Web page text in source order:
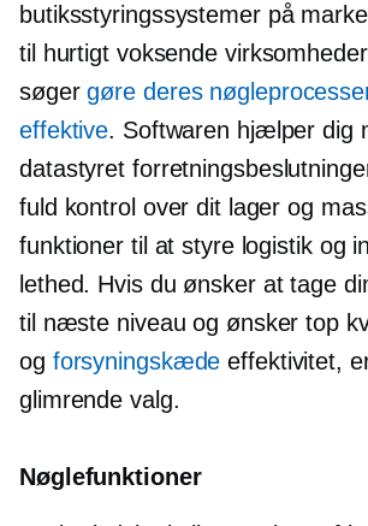
butiksstyringssystemer på
til hurtigt voksende
søgergøre deres
effektive. Softwaren hjælper dig
datastyret
fuld kontrol over dit lager og
funktioner til at styre logistik og
lethed. Hvis du ønsker at tage
til næste niveau og ønskertop
og forsyningskæde effektivitet,
glimrende valg.
Nøglefunktioner